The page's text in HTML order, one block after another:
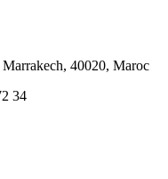
40020, Maroc
34